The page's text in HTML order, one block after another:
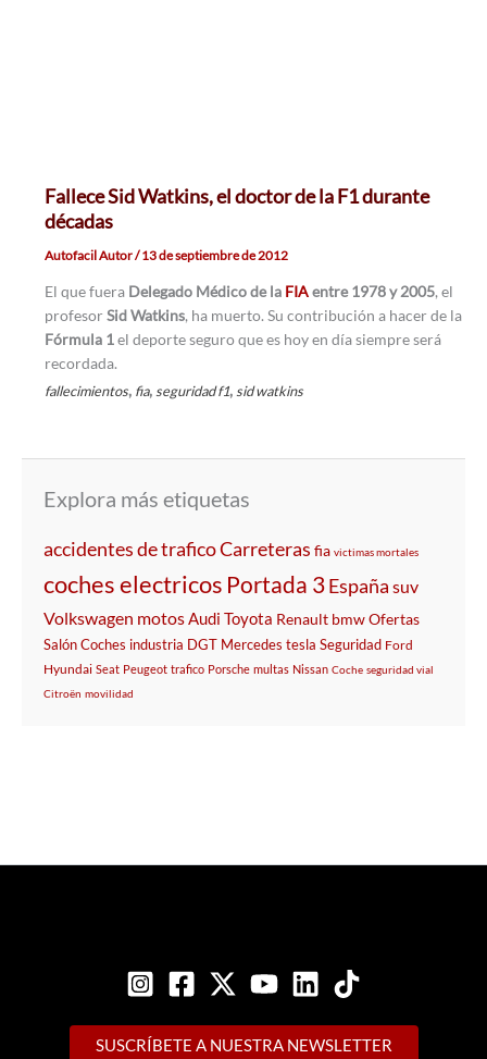
Fallece Sid Watkins, el doctor de la F1 durante
décadas
Autofacil Autor/13 de septiembre de 2012
El que fuera Delegado Médico de laFIAentre 1978 y 2005, el
profesorSid Watkins, ha muerto. Su contribución a hacer de la
Fórmula 1el deporte seguro que es hoy en día siempre será
recordada.
fallecimientos, fia, seguridad f1, sid watkins
Explora más etiquetas
accidentes de traficoCarreteras fia victimas mortales
coches electricos Portada 3España suv
Volkswagen motosAudi Toyota Renault bmwOfertas
SalónCoches industria DGT Mercedes tesla Seguridad Ford
Hyundai Seat Peugeot trafico Porsche multas Nissan Coche seguridad vial
Citroën movilidad
SUSCRÍBETE A NUESTRA NEWSLETTER